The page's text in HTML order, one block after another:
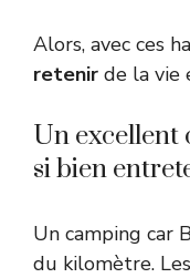
Alors, avec ces
retenir de la vie
Un
si bien
Un camping car
du kilomètre.